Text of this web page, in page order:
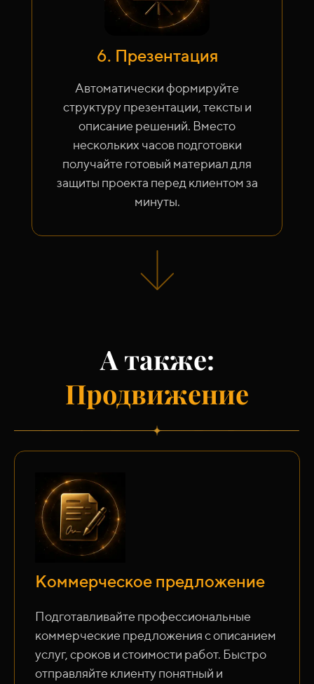
6. Презентация
Автоматически формируйте
структуру презентации, тексты и
описание решений. Вместо
нескольких часов подготовки
получайте готовый материал для
защиты проекта перед клиентом за
минуты.
А также:
Продвижение
Коммерческое предложение
Подготавливайте профессиональные
коммерческие предложения с описанием
услуг, сроков и стоимости работ. Быстро
отправляйте клиенту понятный и